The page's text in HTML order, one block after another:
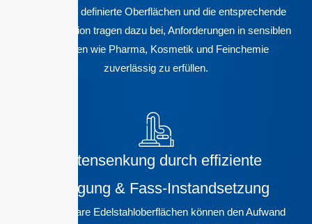
Werkstoffe, definierte Oberflächen und die entsprechende
Dokumentation tragen dazu bei, Anforderungen in sensiblen
Branchen wie Pharma, Kosmetik und Feinchemie
zuverlässig zu erfüllen.
Kostensenkung durch effiziente
Reinigung & Fass-Instandsetzung
Gut reinigbare Edelstahloberflächen können den Aufwand